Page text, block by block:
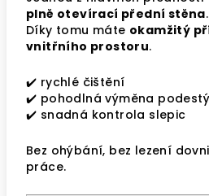
plně otevírací přední stěna.
Díky tomu máte okamžitý
vnitřního prostoru.
✔️ rychlé čištění
✔️ pohodlná výměna
✔️ snadná kontrola slepic
Bez ohýbání, bez lezení
práce.